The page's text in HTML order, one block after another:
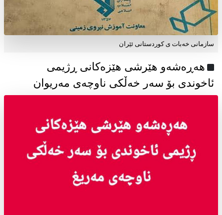
سازمانی خەبات ی كوردستانی ئێران
هەڕەشەو هێرشی هێزەکانی ڕژیمی
ئاخوندی بۆ سەر خەڵکی ناوچەی مەریوان